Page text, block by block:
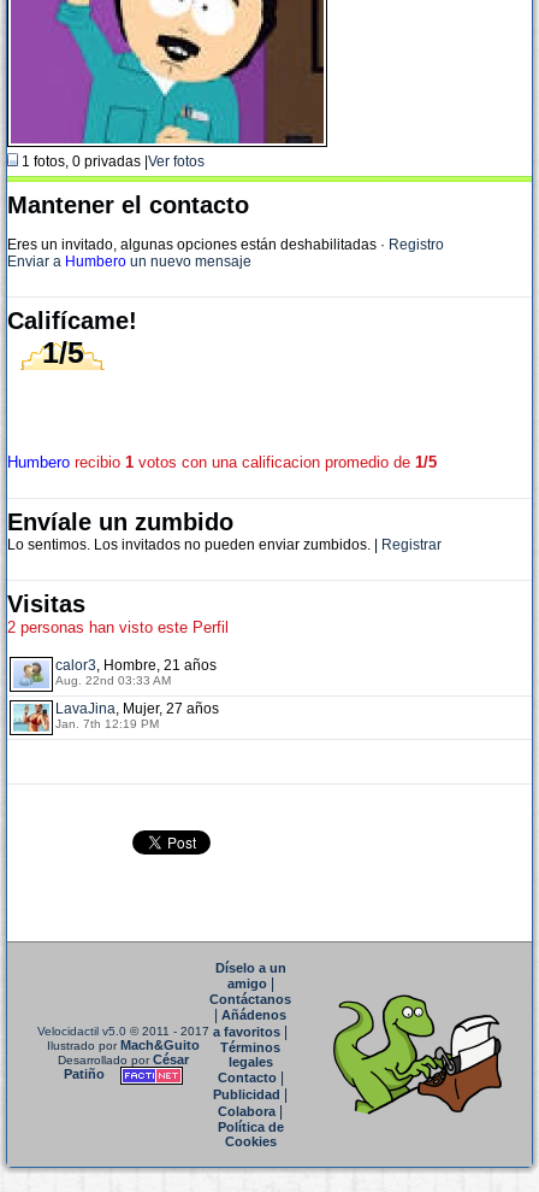
1 fotos, 0 privadas | Ver fotos
Mantener el contacto
Eres un invitado, algunas opciones están deshabilitadas · Registro
Enviar a Humbero un nuevo mensaje
Califícame!
1/5
Humbero recibio 1 votos con una calificacion promedio de 1/5
Envíale un zumbido
Lo sentimos. Los invitados no pueden enviar zumbidos. | Registrar
Visitas
2 personas han visto este Perfil
calor3, Hombre, 21 años
Aug. 22nd 03:33 AM
LavaJina, Mujer, 27 años
Jan. 7th 12:19 PM
Velocidactil v5.0 © 2011 - 2017
Ilustrado porMach&Guito
Desarrollado porCésar
Patiño
Díselo a un
amigo|
Contáctanos
Añádenos
a favoritos
Términos
legales
Contacto|
Publicidad
Colabora|
Política de
Cookies